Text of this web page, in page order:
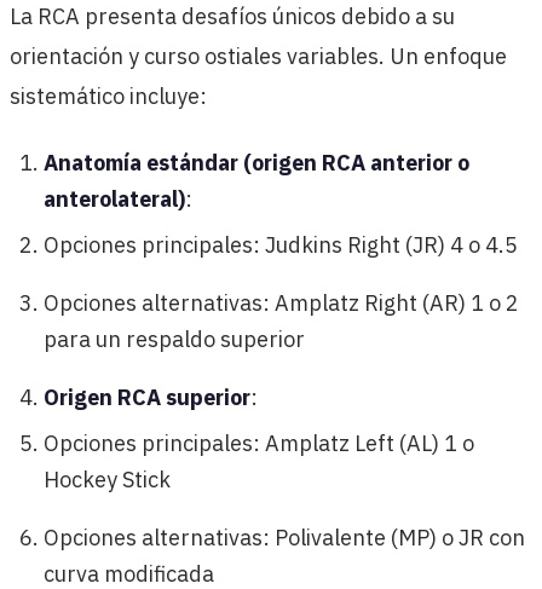
La RCA presenta desafíos únicos debido a su
orientación y curso ostiales variables. Un enfoque
sistemático incluye:
Anatomía estándar (origen RCA anterior o
anterolateral):
Opciones principales: Judkins Right (JR) 4 o 4.5
Opciones alternativas: Amplatz Right (AR) 1 o 2
para un respaldo superior
Origen RCA superior:
Opciones principales: Amplatz Left (AL) 1 o
Hockey Stick
Opciones alternativas: Polivalente (MP) o JR con
curva modificada